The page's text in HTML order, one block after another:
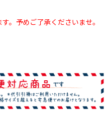
。予めご了承くださいませ。